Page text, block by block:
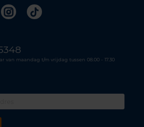
Instagram
Tiktok
van maandag t/m vrijdag tussen 08.00 - 17.30